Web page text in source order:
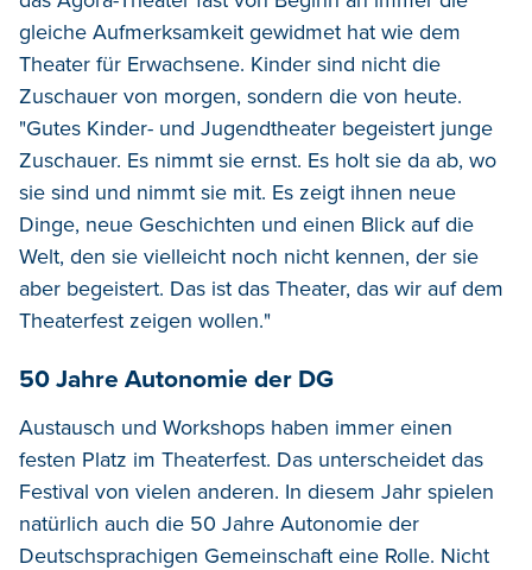
gleiche Aufmerksamkeit gewidmet hat wie dem
Theater für Erwachsene. Kinder sind nicht die
Zuschauer von morgen, sondern die von heute.
"Gutes Kinder- und Jugendtheater begeistert junge
Zuschauer. Es nimmt sie ernst. Es holt sie da ab, wo
sie sind und nimmt sie mit. Es zeigt ihnen neue
Dinge, neue Geschichten und einen Blick auf die
Welt, den sie vielleicht noch nicht kennen, der sie
aber begeistert. Das ist das Theater, das wir auf dem
Theaterfest zeigen wollen."
50 Jahre Autonomie der DG
Austausch und Workshops haben immer einen
festen Platz im Theaterfest. Das unterscheidet das
Festival von vielen anderen. In diesem Jahr spielen
natürlich auch die 50 Jahre Autonomie der
Deutschsprachigen Gemeinschaft eine Rolle. Nicht